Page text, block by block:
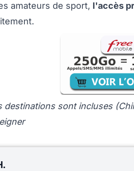
amateurs de sport, l'accès
destinations sont incluses